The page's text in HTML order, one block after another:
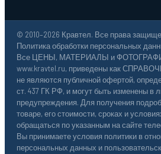
© 2010–2026 Кравтел. Все права
Политика обработки персональных
Все ЦЕНЫ, МАТЕРИАЛЫ и
www.kravtel.ru, приведены как
не являются публичной офертой,
ст. 437 ГК РФ, и могут быть изменены в
предупреждения. Для получения
товаре, его стоимости, сроках и
обращаться по указанным на сайте
Вы принимаете условия политики в
персональных данных и